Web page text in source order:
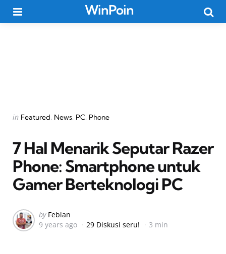
WinPoin
Categories
Posted
in Featured News PC Phone
7 Hal Menarik Seputar Razer
Phone: Smartphone untuk
Gamer Berteknologi PC
Posted
by
by Febian
9 years ago
29 Diskusi seru! 3 min